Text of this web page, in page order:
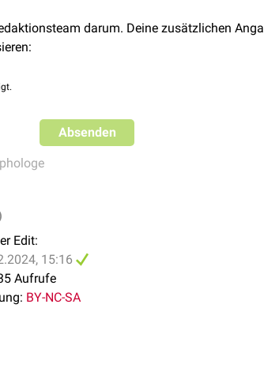
notwendig.
die Aufnahme fettlöslicher Vitamine
: Beteiligt an zahlreichen
darum. Deine zusätzlichen
Absenden
Edit:
15:16
Aufrufe
BY-NC-SA